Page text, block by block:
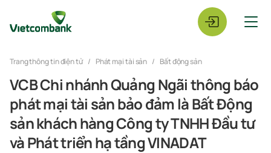
Trang thông tin điện tử Phát mại tài sản Bất động sản
VCB Chi nhánh Quảng Ngãi thông báo
phát mại tài sản bảo đảm là Bất Động
sản khách hàng Công ty TNHH Đầu tư
và Phát triển hạ tầng VINADAT